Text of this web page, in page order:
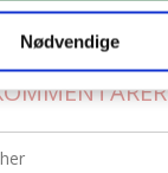
Nødvendige